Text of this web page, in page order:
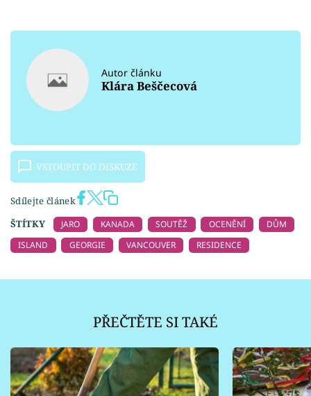
Autor článku
Klára Beščecová
VSTOUPIT DO DISKUZE
Sdílejte článek
ŠTÍTKY
JARO KANADA SOUTĚŽ OCENĚNÍ
DŮM
ISLAND
GEORGIE VANCOUVER RESIDENCE
PŘEČTĚTE SI TAKÉ